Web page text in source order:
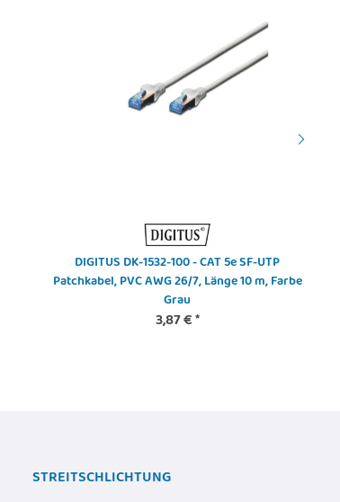
DIGITUS DK-1532-100 - CAT 5e SF-UTP
Patchkabel, PVC AWG 26/7, Länge 10 m, Farbe
Grau
3,87 €*
STREITSCHLICHTUNG